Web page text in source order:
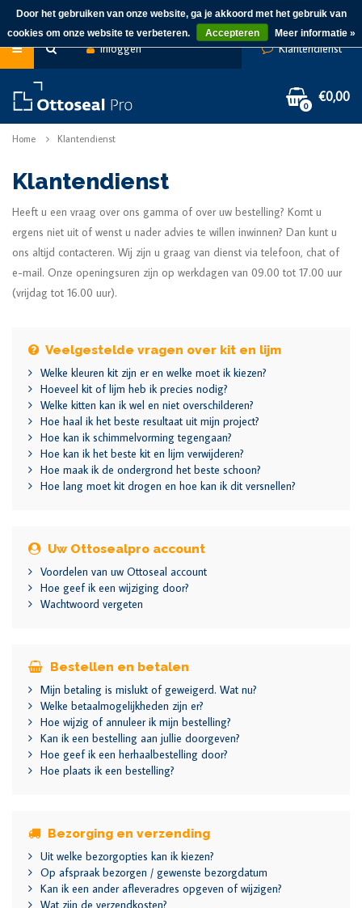
Inloggen Klantendienst
0
€0,00
Home Klantendienst
Klantendienst
Heeft u een vraag over ons gamma of over uw bestelling? Komt u
ergens niet uit of wenst u nader advies te willen inwinnen? Dan kunt u
ons altijd contacteren. Wij zijn u graag van dienst via telefoon, chat of
e-mail. Onze openingsuren zijn op werkdagen van 09.00 tot 17.00 uur
(vrijdag tot 16.00 uur).
Veelgestelde vragen over kit en lijm
Welke kleuren kit zijn er en welke moet ik kiezen?
Hoeveel kit of lijm heb ik precies nodig?
Welke kitten kan ik wel en niet overschilderen?
Hoe haal ik het beste resultaat uit mijn project?
Hoe kan ik schimmelvorming tegengaan?
Hoe kan ik het beste kit en lijm verwijderen?
Hoe maak ik de ondergrond het beste schoon?
Hoe lang moet kit drogen en hoe kan ik dit versnellen?
Uw Ottosealpro account
Voordelen van uw Ottoseal account
Hoe geef ik een wijziging door?
Wachtwoord vergeten
Bestellen en betalen
Mijn betaling is mislukt of geweigerd. Wat nu?
Welke betaalmogelijkheden zijn er?
Hoe wijzig of annuleer ik mijn bestelling?
Kan ik een bestelling aan jullie doorgeven?
Hoe geef ik een herhaalbestelling door?
Hoe plaats ik een bestelling?
Bezorging en verzending
Uit welke bezorgopties kan ik kiezen?
Op afspraak bezorgen / gewenste bezorgdatum
Kan ik een ander afleveradres opgeven of wijzigen?
Wat zijn de verzendkosten?
Door het gebruiken van onze website, ga je akkoord met het gebruik van
cookies om onze website te verbeteren.
Accepteren Meer informatie »